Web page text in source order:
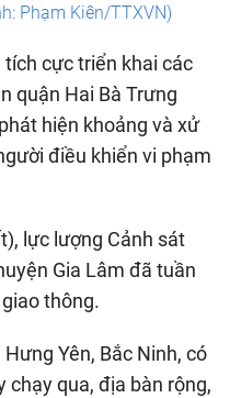
Phạm Kiên/TTXVN)
tích cực triển khai các
quận Hai Bà Trưng
hiện khoảng và xử
điều khiển vi phạm
lực lượng Cảnh sát
Gia Lâm đã tuần
thông.
Yên, Bắc Ninh, có
qua, địa bàn rộng,